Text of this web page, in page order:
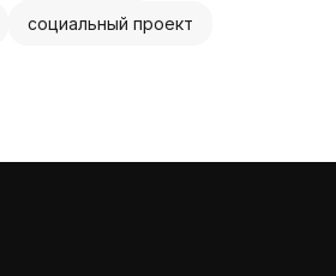
социальный проект